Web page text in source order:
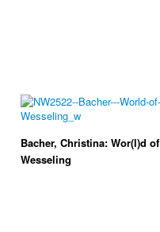
Bacher, Christina: Wor(l)d of
Wesseling